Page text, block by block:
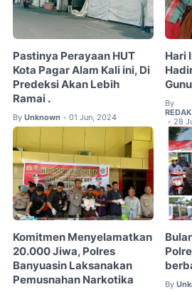
Pastinya Perayaan HUT
Kota Pagar Alam Kali ini, Di
Predeksi Akan Lebih
Ramai .
By Unknown • 01 Jun, 2024
Hari
By
• 28
Komitmen Menyelamatkan
20.000 Jiwa, Polres
Banyuasin Laksanakan
Pemusnahan Narkotika
By